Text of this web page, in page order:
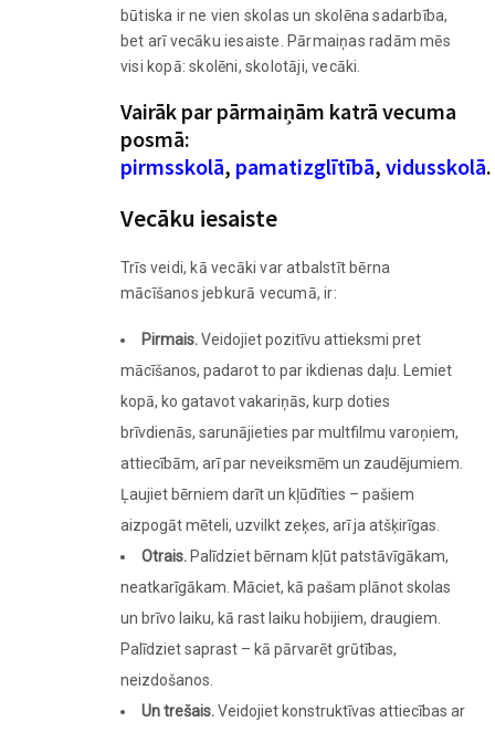
būtiska ir ne vien skolas un skolēna sadarbība,
bet arī vecāku iesaiste. Pārmaiņas radām mēs
visi kopā: skolēni, skolotāji, vecāki.
Vairāk par pārmaiņām katrā vecuma
posmā:
pirmsskolā, pamatizglītībā, vidusskolā.
Vecāku iesaiste
Trīs veidi, kā vecāki var atbalstīt bērna
mācīšanos jebkurā vecumā, ir:
Pirmais.Veidojiet pozitīvu attieksmi pret
mācīšanos, padarot to par ikdienas daļu. Lemiet
kopā, ko gatavot vakariņās, kurp doties
brīvdienās, sarunājieties par multfilmu varoņiem,
attiecībām, arī par neveiksmēm un zaudējumiem.
Ļaujiet bērniem darīt un kļūdīties – pašiem
aizpogāt mēteli, uzvilkt zeķes, arī ja atšķirīgas.
Otrais. Palīdziet bērnam kļūt patstāvīgākam,
neatkarīgākam. Māciet, kā pašam plānot skolas
un brīvo laiku, kā rast laiku hobijiem, draugiem.
Palīdziet saprast – kā pārvarēt grūtības,
neizdošanos.
Un trešais.Veidojiet konstruktīvas attiecības ar